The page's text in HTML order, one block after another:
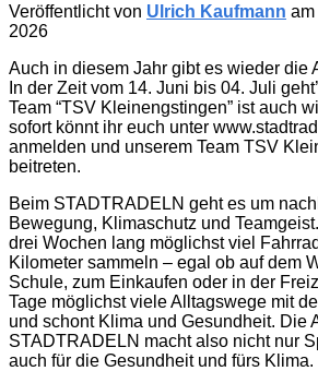
Veröffentlicht von Ulrich Kaufmann am
2026
Auch in diesem Jahr gibt es wieder die
In der Zeit vom 14. Juni bis 04. Juli
Team “TSV Kleinengstingen” ist auch
sofort könnt ihr euch unter
anmelden und unserem Team TSV
beitreten.
Beim STADTRADELN geht es um
Bewegung, Klimaschutz und
drei Wochen lang möglichst viel
Kilometer sammeln – egal ob auf dem
Schule, zum Einkaufen oder in der
Tage möglichst viele Alltagswege mit
und schont Klima und Gesundheit. Die
STADTRADELN macht also nicht nur
auch für die Gesundheit und fürs Klima.